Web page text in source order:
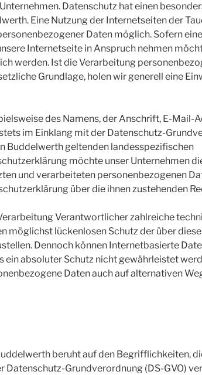
Datenschutz hat einen
Eine Nutzung der Internetseiten der
Daten möglich. Sofern
Internetseite in Anspruch nehmen
werden. Ist die Verarbeitung
Grundlage, holen wir generell eine
des Namens, der Anschrift, E-Mail-
im Einklang mit der Datenschutz-
Buddelwerth geltenden landesspezifischen
möchte unser Unternehmen
und verarbeiteten personenbezogenen
über die ihnen zustehenden
Verantwortlicher zahlreiche
möglichst lückenlosen Schutz der über
Dennoch können Internetbasierte
absoluter Schutz nicht gewährleistet
Daten auch auf alternativen
beruht auf den Begrifflichkeiten,
Grundverordnung (DS-GVO)